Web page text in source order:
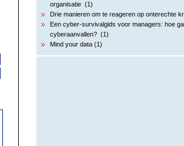
organisatie (1)
Drie manieren om te reageren op onterechte
Een cyber-survivalgids voor managers: hoe
cyberaanvallen? (1)
Mind your data (1)